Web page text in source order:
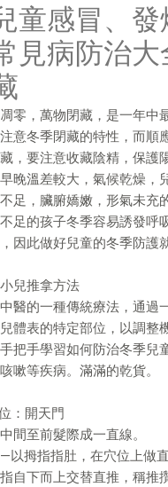
童感冒、
見病防治
零，萬物閉藏，是一年中
意冬季閉藏的特性，而順
，要注意收藏陰精，保護
晚溫差較大，氣候乾燥，
足，臟腑嬌嫩，形氣未充
足的孩子冬季容易誘發呼
因此做好兒童的冬季防護
兒推拿方法
醫的一種傳統療法，通過
體表的特定部位，以調整
把手學習如何防治冬季兒
嗽等疾病。滿滿的乾貨。
：開天門
間至前髮際成一直線。
以拇指指肚，在穴位上做直
自下而上交替直推，稱推